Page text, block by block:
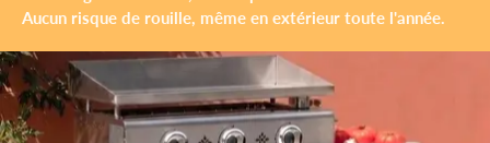
Aucun risque de rouille, même en extérieur toute l'année.